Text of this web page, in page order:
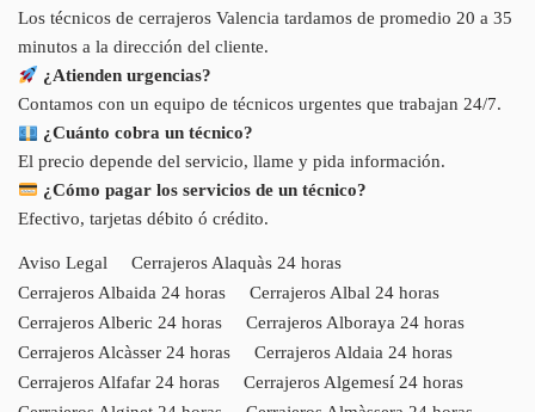
Los técnicos de cerrajeros Valencia tardamos de promedio 20 a 35
minutos a la dirección del cliente.
¿Atienden urgencias?
Contamos con un equipo de técnicos urgentes que trabajan 24/7.
¿Cuánto cobra un técnico?
El precio depende del servicio, llame y pida información.
¿Cómo pagar los servicios de un técnico?
Efectivo, tarjetas débito ó crédito.
Aviso Legal
Cerrajeros Alaquàs 24 horas
Cerrajeros Albaida 24 horas
Cerrajeros Albal 24 horas
Cerrajeros Alberic 24 horas
Cerrajeros Alboraya 24 horas
Cerrajeros Alcàsser 24 horas
Cerrajeros Aldaia 24 horas
Cerrajeros Alfafar 24 horas
Cerrajeros Algemesí 24 horas